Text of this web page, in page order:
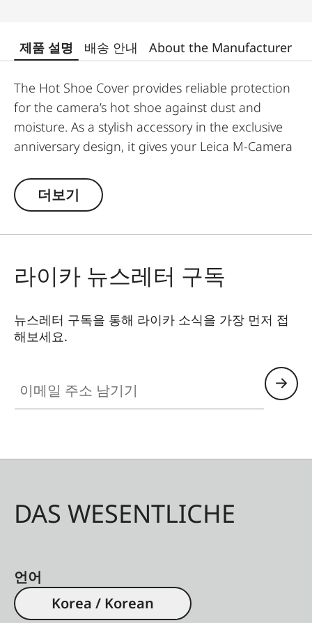
제품 설명 배송 안내 About the Manufacturer
The Hot Shoe Cover provides reliable protection
for the camera’s hot shoe against dust and
moisture. As a stylish accessory in the exclusive
anniversary design, it gives your Leica M-Camera
Available from May 2025.
더보기
라이카 뉴스레터 구독
뉴스레터 구독을 통해 라이카 소식을 가장 먼저 접
해보세요.
DAS WESENTLICHE
언어
Korea / Korean